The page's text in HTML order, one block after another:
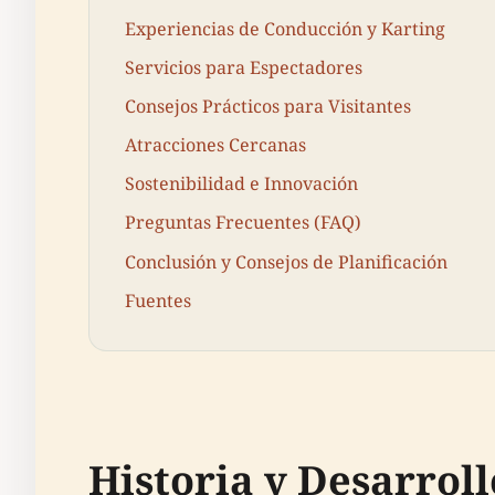
Experiencias de Conducción y Karting
Servicios para Espectadores
Consejos Prácticos para Visitantes
Atracciones Cercanas
Sostenibilidad e Innovación
Preguntas Frecuentes (FAQ)
Conclusión y Consejos de Planificación
Fuentes
Historia y